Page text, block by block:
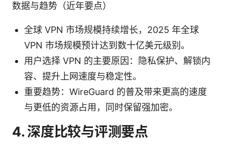
数据与趋势（近年要点）
全球 VPN 市场规模持续增长，2025 年全球
VPN 市场规模预计达到数十亿美元级别。
用户选择 VPN 的主要原因：隐私保护、解锁内
容、提升上网速度与稳定性。
重要趋势：WireGuard 的普及带来更高的速度
与更低的资源占用，同时保留强加密。
4. 深度比较与评测要点